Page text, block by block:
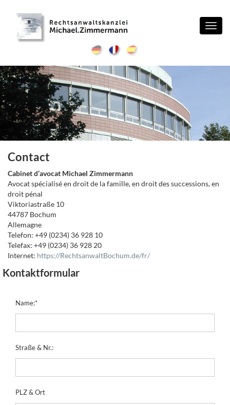
Contact
Cabinet d’avocat Michael Zimmermann
Avocat spécialisé en droit de la famille, en droit des successions, en
droit pénal
Viktoriastraße 10
44787 Bochum
Allemagne
Telefon: +49 (0234) 36 928 10
Telefax: +49 (0234) 36 928 20
Internet: https://RechtsanwaltBochum.de/fr/
Kontaktformular
Name:*
Straße & Nr.:
PLZ & Ort